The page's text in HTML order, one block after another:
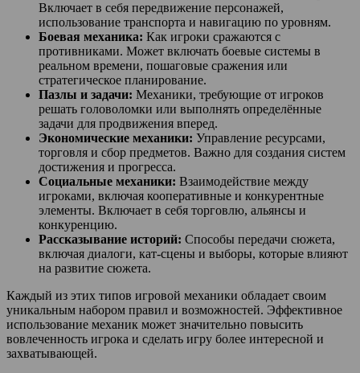
Включает в себя передвижение персонажей,
использование транспорта и навигацию по уровням.
Боевая механика: Как игроки сражаются с
противниками. Может включать боевые системы в
реальном времени, пошаговые сражения или
стратегическое планирование.
Пазлы и задачи: Механики, требующие от игроков
решать головоломки или выполнять определённые
задачи для продвижения вперед.
Экономические механики: Управление ресурсами,
торговля и сбор предметов. Важно для создания систем
достижения и прогресса.
Социальные механики: Взаимодействие между
игроками, включая кооперативные и конкурентные
элементы. Включает в себя торговлю, альянсы и
конкуренцию.
Рассказывание историй: Способы передачи сюжета,
включая диалоги, кат-сцены и выборы, которые влияют
на развитие сюжета.
Каждый из этих типов игровой механики обладает своим
уникальным набором правил и возможностей. Эффективное
использование механик может значительно повысить
вовлеченность игрока и сделать игру более интересной и
захватывающей.